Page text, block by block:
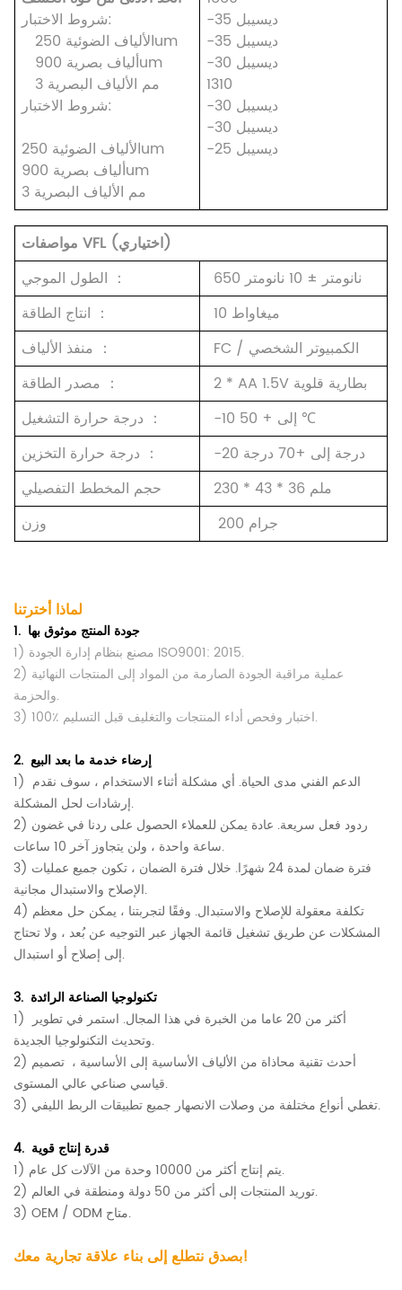
شروط الاختبار:
الألياف الضوئية250um
ألياف بصرية900um
3 مم الألياف البصرية
شروط الاختبار:
الألياف الضوئية250um
ألياف بصرية900um
3 مم الألياف البصرية
-35 ديسيبل
-35 ديسيبل
-30 ديسيبل
1310
-30 ديسيبل
-30 ديسيبل
-25 ديسيبل
مواصفات VFL (اختياري)
：
650 نانومتر ± 10 نانومتر
：
10 ميغاواط
：
FC / الكمبيوتر الشخصي
： 2 * AA
1.5V بطارية قلوية
： -10 إلى + 50 ℃
： -20 درجة إلى +70 درجة
حجم المخطط التفصيلي
230 * 43 * 36 ملم
وزن
200 جرام
لماذا أخترتنا
1. جودة المنتج موثوق بها
1) مصنع بنظام إدارة الجودة ISO9001: 2015.
2) عملية مراقبة الجودة الصارمة من المواد إلى المنتجات النهائية
والحزمة.
3) 100٪ اختبار وفحص أداء المنتجات والتغليف قبل التسليم.
2. إرضاء خدمة ما بعد البيع
1)
الدعم الفني مدى الحياة. أي مشكلة أثناء الاستخدام ، سوف نقدم
إرشادات لحل المشكلة.
2) ردود فعل سريعة. عادة يمكن للعملاء الحصول على ردنا في غضون
ساعة واحدة ، ولن يتجاوز آخر 10 ساعات.
3) فترة ضمان لمدة 24 شهرًا. خلال فترة الضمان ، تكون جميع عمليات
الإصلاح والاستبدال مجانية.
4) تكلفة معقولة للإصلاح والاستبدال. وفقًا لتجربتنا ، يمكن حل معظم
المشكلات عن طريق تشغيل قائمة الجهاز عبر التوجيه عن بُعد ، ولا تحتاج
إلى إصلاح أو استبدال.
3. تكنولوجيا الصناعة الرائدة
1) أكثر من 20 عاما من الخبرة في هذا المجال. استمر في تطوير
وتحديث التكنولوجيا الجديدة.
2) أحدث تقنية محاذاة من الألياف الأساسية إلى الأساسية ، تصميم
قياسي صناعي عالي المستوى.
3) تغطي أنواع مختلفة من وصلات الانصهار جميع تطبيقات الربط الليفي.
4. قدرة إنتاج قوية
1) يتم إنتاج أكثر من 10000 وحدة من الآلات كل عام.
2) توريد المنتجات إلى أكثر من 50 دولة ومنطقة في العالم.
3) OEM / ODM متاح.
بصدق نتطلع إلى بناء علاقة تجارية معك!